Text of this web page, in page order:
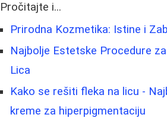
Pročitajte i...
Prirodna Kozmetika: Istine i
Najbolje Estetske Procedure
Lica
Kako se rešiti fleka na licu -
kreme za hiperpigmentaciju